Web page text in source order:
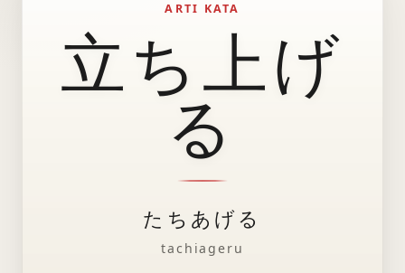
ARTI KATA
立ち上げ
る
たちあげる
tachiageru